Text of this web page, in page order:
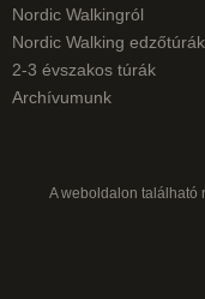
Nordic Walkingról
Nordic Walking edzőtúrák
2-3 évszakos túrák
Archívumunk
A weboldalon található